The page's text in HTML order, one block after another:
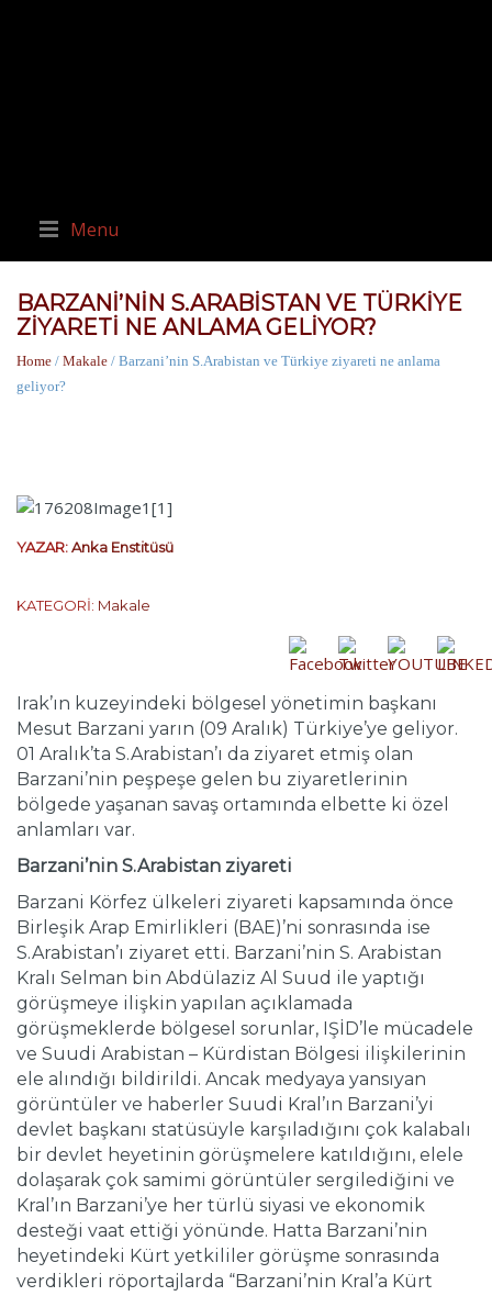
Menu
BARZANI’NIN S.ARABISTAN VE TÜRKIYE
ZIYARETI NE ANLAMA GELIYOR?
Home / Makale / Barzani’nin S.Arabistan ve Türkiye ziyareti ne anlama
geliyor?
YAZAR:Anka Enstitüsü
KATEGORİ: Makale
Irak’ın kuzeyindeki bölgesel yönetimin başkanı
Mesut Barzani yarın (09 Aralık) Türkiye’ye geliyor.
01 Aralık’ta S.Arabistan’ı da ziyaret etmiş olan
Barzani’nin peşpeşe gelen bu ziyaretlerinin
bölgede yaşanan savaş ortamında elbette ki özel
anlamları var.
Barzani’nin S.Arabistan ziyareti
Barzani Körfez ülkeleri ziyareti kapsamında önce
Birleşik Arap Emirlikleri (BAE)’ni sonrasında ise
S.Arabistan’ı ziyaret etti. Barzani’nin S. Arabistan
Kralı Selman bin Abdülaziz Al Suud ile yaptığı
görüşmeye ilişkin yapılan açıklamada
görüşmeklerde bölgesel sorunlar, IŞİD’le mücadele
ve Suudi Arabistan – Kürdistan Bölgesi ilişkilerinin
ele alındığı bildirildi. Ancak medyaya yansıyan
görüntüler ve haberler Suudi Kral’ın Barzani’yi
devlet başkanı statüsüyle karşıladığını çok kalabalı
bir devlet heyetinin görüşmelere katıldığını, elele
dolaşarak çok samimi görüntüler sergilediğini ve
Kral’ın Barzani’ye her türlü siyasi ve ekonomik
desteği vaat ettiği yönünde. Hatta Barzani’nin
heyetindeki Kürt yetkililer görüşme sonrasında
verdikleri röportajlarda “Barzani’nin Kral’a Kürt